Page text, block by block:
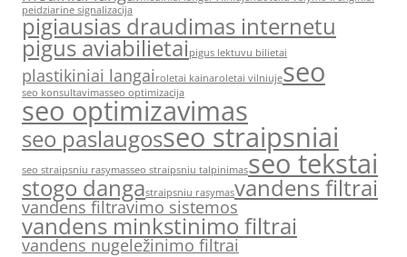
peidziarine signalizacija
pigiausias draudimas internetu
pigus aviabilietaipigus lektuvu bilietai
plastikiniai langai roletai kainaroletai vilniujeseo
seo konsultavimasseo optimizacija
seo optimizavimas
seo paslaugosseo straipsniai
seo straipsniu rasymasseo straipsniu talpinimasseo tekstai
stogo dangastraipsniu rasymasvandens filtrai
vandens filtravimo sistemos
vandens minkstinimo filtrai
vandens nugeležinimo filtrai